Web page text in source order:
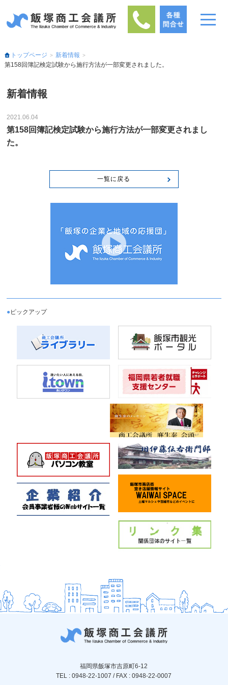
トップページ
新着情報
第158回簿記検定試験から施行方法が一部変更されました。
新着情報
2021.06.04
第158回簿記検定試験から施行方法が一部変更されまし
た。
一覧に戻る
●ピックアップ
福岡県飯塚市吉原町6-12
TEL : 0948-22-1007 / FAX : 0948-22-0007